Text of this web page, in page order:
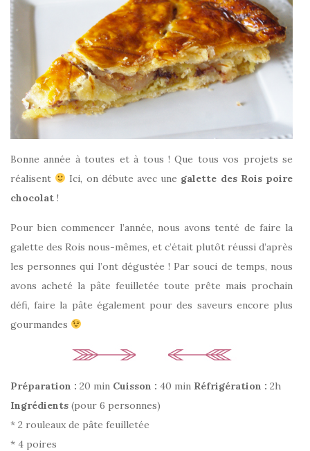
Bonne année à toutes et à tous ! Que tous vos projets se
réalisent
Ici, on débute avec une galette des Rois poire
chocolat !
Pour bien commencer l’année, nous avons tenté de faire la
galette des Rois nous-mêmes, et c’était plutôt réussi d’après
les personnes qui l’ont dégustée ! Par souci de temps, nous
avons acheté la pâte feuilletée toute prête mais prochain
défi, faire la pâte également pour des saveurs encore plus
gourmandes
Préparation : 20 min Cuisson : 40 min Réfrigération : 2h
Ingrédients (pour 6 personnes)
* 2 rouleaux de pâte feuilletée
* 4 poires